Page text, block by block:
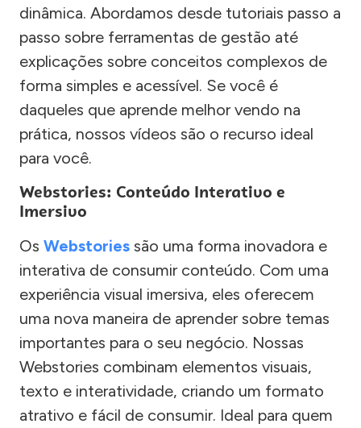
dinâmica. Abordamos desde tutoriais passo a
passo sobre ferramentas de gestão até
explicações sobre conceitos complexos de
forma simples e acessível. Se você é
daqueles que aprende melhor vendo na
prática, nossos vídeos são o recurso ideal
para você.
Webstories: Conteúdo Interativo e
Imersivo
Os Webstories são uma forma inovadora e
interativa de consumir conteúdo. Com uma
experiência visual imersiva, eles oferecem
uma nova maneira de aprender sobre temas
importantes para o seu negócio. Nossas
Webstories combinam elementos visuais,
texto e interatividade, criando um formato
atrativo e fácil de consumir. Ideal para quem